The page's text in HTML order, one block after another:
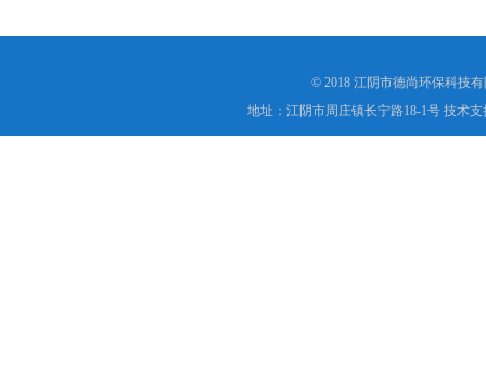
© 2018 江阴市德尚环保科技
地址：江阴市周庄镇长宁路18-1号 技术